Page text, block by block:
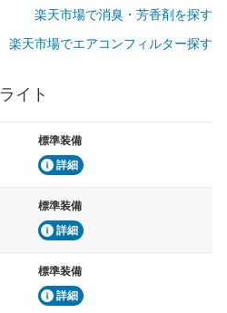
楽天市場で消臭・芳香剤を探す
楽天市場でエアコンフィルター探す
ライト
標準装備
詳細
標準装備
詳細
標準装備
詳細